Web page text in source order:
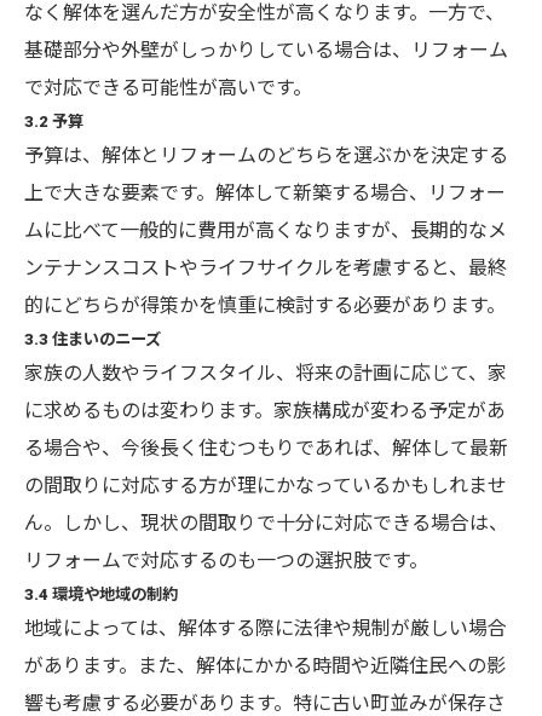
なく解体を選んだ方が安全性が高くなります。一方で、
基礎部分や外壁がしっかりしている場合は、リフォーム
で対応できる可能性が高いです。
3.2 予算
予算は、解体とリフォームのどちらを選ぶかを決定する
上で大きな要素です。解体して新築する場合、リフォー
ムに比べて一般的に費用が高くなりますが、長期的なメ
ンテナンスコストやライフサイクルを考慮すると、最終
的にどちらが得策かを慎重に検討する必要があります。
3.3 住まいのニーズ
家族の人数やライフスタイル、将来の計画に応じて、家
に求めるものは変わります。家族構成が変わる予定があ
る場合や、今後長く住むつもりであれば、解体して最新
の間取りに対応する方が理にかなっているかもしれませ
ん。しかし、現状の間取りで十分に対応できる場合は、
リフォームで対応するのも一つの選択肢です。
3.4 環境や地域の制約
地域によっては、解体する際に法律や規制が厳しい場合
があります。また、解体にかかる時間や近隣住民への影
響も考慮する必要があります。特に古い町並みが保存さ